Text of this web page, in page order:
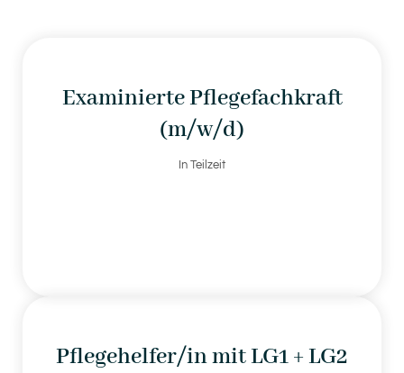
Examinierte Pflegefachkraft
(m/w/d)
In Teilzeit
Pflegehelfer/in mit LG1 + LG2